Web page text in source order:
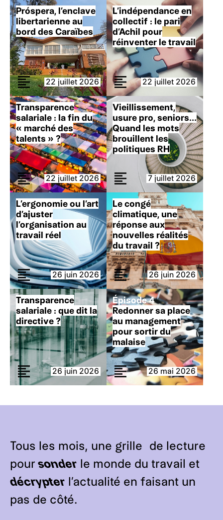
Próspera, l’enclave
libertarienne au
bord des Caraïbes
22 juillet 2026
L’indépendance en
collectif : le pari
d’Achil pour
réinventer le travail
22 juillet 2026
Transparence
salariale : la fin du
« marché des
talents » ?
22 juillet 2026
Vieillissement,
usure pro, seniors…
Quand les mots
brouillent les
politiques RH
7 juillet 2026
L’ergonomie ou l’art
d’ajuster
l’organisation au
travail réel
26 juin 2026
Le congé
climatique, une
réponse aux
nouvelles réalités
du travail ?
26 juin 2026
Transparence
salariale : que dit la
directive ?
26 juin 2026
Épisode 4
Redonner sa place
au management
pour sortir du
malaise
26 mai 2026
Tous les mois, une grille de lecture
pour sonder le monde du travail et
décrypter l’actualité en faisant un
pas de côté.